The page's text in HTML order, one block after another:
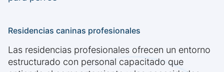
Residencias caninas profesionales
Las residencias profesionales ofrecen un entorno
estructurado con personal capacitado que